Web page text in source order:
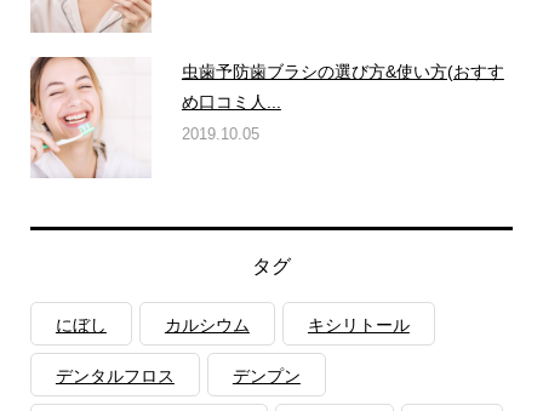
虫歯予防歯ブラシの選び方&使い方(おすす
め口コミ人...
2019.10.05
タグ
にぼし カルシウム キシリトール
デンタルフロス デンプン